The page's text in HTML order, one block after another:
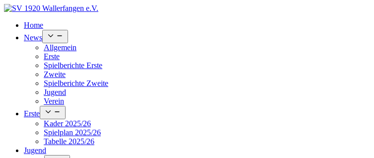
Skip
contentHome
News
menu
Allgemein
Erste
Spielberichte Erste
Zweite
Spielberichte Zweite
Jugend
Verein
Erste
menu
Kader 2025/26
Spielplan 2025/26
Tabelle 2025/26
Jugend